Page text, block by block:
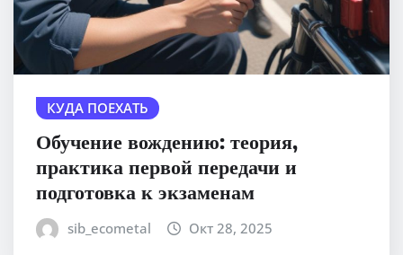
КУДА ПОЕХАТЬ
Обучение вождению: теория,
практика первой передачи и
подготовка к экзаменам
sib_ecometal Окт 28, 2025